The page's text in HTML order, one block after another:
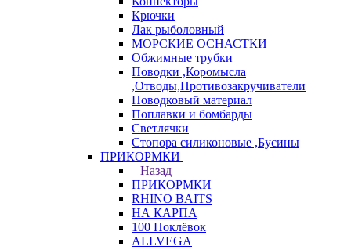
Крючки
Лак рыболовный
МОРСКИЕ ОСНАСТКИ
Обжимные трубки
Поводки ,Коромысла
,Отводы,Противозакручиватели
Поводковый материал
Поплавки и бомбарды
Светлячки
Стопора силиконовые ,Бусины
ПРИКОРМКИ
Назад
ПРИКОРМКИ
RHINO BAITS
НА КАРПА
100 Поклёвок
ALLVEGA